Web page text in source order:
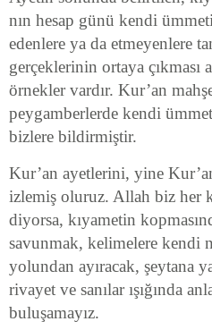
nın hesap günü kendi
edenlere ya da etmeyenlere
gerçeklerinin ortaya çıkması
örnekler vardır. Kur’an
peygamberlerde kendi
bizlere bildirmiştir.
Kur’an ayetlerini, yine
izlemiş oluruz. Allah biz her
diyorsa, kıyametin
savunmak, kelimelere kendi
yolundan ayıracak, şeytana
rivayet ve sanılar ışığında
buluşamayız.